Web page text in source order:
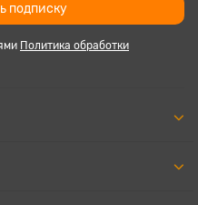
подписку
Политика обработки